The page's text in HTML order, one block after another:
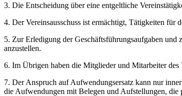
3. Die Entscheidung über eine entgeltliche
4. Der Vereinsausschuss ist ermächtigt, Tätigkeiten für
5. Zur Erledigung der Geschäftsführungsaufgaben und
anzustellen.
6. Im Übrigen haben die Mitglieder und Mitarbeiter
7. Der Anspruch auf Aufwendungsersatz kann nur
die Aufwendungen mit Belegen und Aufstellungen, die